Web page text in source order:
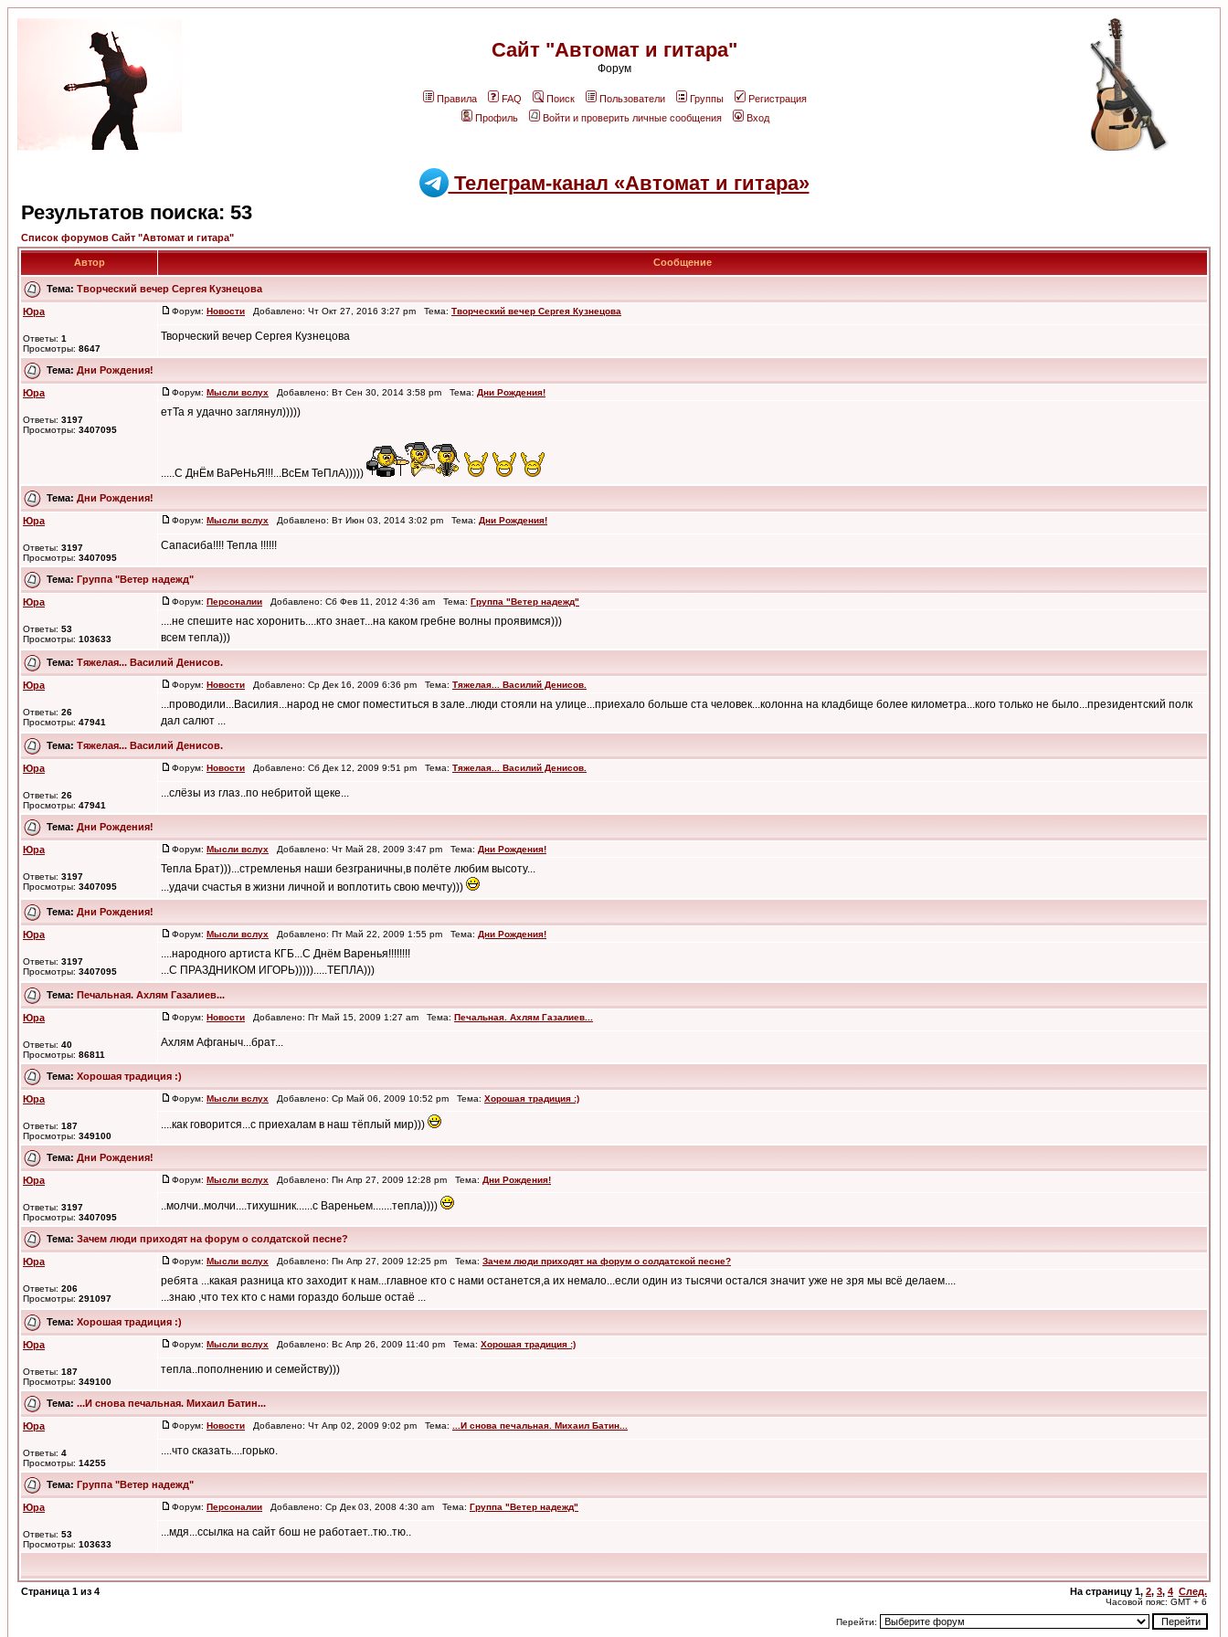
Сайт "Автомат и гитара"
Форум
Правила FAQ Поиск Пользователи Группы
Регистрация
Профиль
Войти и проверить личные сообщения Вход
Телеграм-канал «Автомат и гитара»
Результатов поиска: 53
Список форумов Сайт "Автомат и гитара"
Автор Сообщение
Тема: Творческий вечер Сергея Кузнецова
Юра
Ответы: 1
Просмотры: 8647
Форум: Новости Добавлено: Чт Окт 27, 2016 3:27 pm Тема: Творческий вечер Сергея Кузнецова
Творческий вечер Сергея Кузнецова
Тема: Дни Рождения!
Юра
Ответы: 3197
Просмотры: 3407095
Форум: Мысли вслух Добавлено: Вт Сен 30, 2014 3:58 pm Тема: Дни Рождения!
етТа я удачно заглянул)))))
.....С ДнЁм ВаРеНьЯ!!!...ВсЕм ТеПлА)))))
Тема: Дни Рождения!
Юра
Ответы: 3197
Просмотры: 3407095
Форум: Мысли вслух Добавлено: Вт Июн 03, 2014 3:02 pm Тема: Дни Рождения!
Сапасиба!!!! Тепла !!!!!!
Тема: Группа "Ветер надежд"
Юра
Ответы: 53
Просмотры: 103633
Форум: Персоналии Добавлено: Сб Фев 11, 2012 4:36 am Тема: Группа "Ветер надежд"
....не спешите нас хоронить....кто знает...на каком гребне волны проявимся)))
всем тепла)))
Тема: Тяжелая... Василий Денисов.
Юра
Ответы: 26
Просмотры: 47941
Форум: Новости Добавлено: Ср Дек 16, 2009 6:36 pm Тема: Тяжелая... Василий Денисов.
...проводили...Василия...народ не смог поместиться в зале..люди стояли на улице...приехало больше ста человек...колонна на кладбище более километра...кого только не было...президентский полк
дал салют ...
Тема: Тяжелая... Василий Денисов.
Юра
Ответы: 26
Просмотры: 47941
Форум: Новости Добавлено: Сб Дек 12, 2009 9:51 pm Тема: Тяжелая... Василий Денисов.
...слёзы из глаз..по небритой щеке...
Тема: Дни Рождения!
Юра
Ответы: 3197
Просмотры: 3407095
Форум: Мысли вслух Добавлено: Чт Май 28, 2009 3:47 pm Тема: Дни Рождения!
Тепла Брат)))...стремленья наши безграничны,в полёте любим высоту...
...удачи счастья в жизни личной и воплотить свою мечту)))
Тема: Дни Рождения!
Юра
Ответы: 3197
Просмотры: 3407095
Форум: Мысли вслух Добавлено: Пт Май 22, 2009 1:55 pm Тема: Дни Рождения!
....народного артиста КГБ...С Днём Варенья!!!!!!!!
...С ПРАЗДНИКОМ ИГОРЬ))))).....ТЕПЛА)))
Тема: Печальная. Ахлям Газалиев...
Юра
Ответы: 40
Просмотры: 86811
Форум: Новости Добавлено: Пт Май 15, 2009 1:27 am Тема: Печальная. Ахлям Газалиев...
Ахлям Афганыч...брат...
Тема: Хорошая традиция :)
Юра
Ответы: 187
Просмотры: 349100
Форум: Мысли вслух Добавлено: Ср Май 06, 2009 10:52 pm Тема: Хорошая традиция :)
....как говорится...с приехалам в наш тёплый мир)))
Тема: Дни Рождения!
Юра
Ответы: 3197
Просмотры: 3407095
Форум: Мысли вслух Добавлено: Пн Апр 27, 2009 12:28 pm Тема: Дни Рождения!
..молчи..молчи....тихушник......с Вареньем.......тепла))))
Тема: Зачем люди приходят на форум о солдатской песне?
Юра
Ответы: 206
Просмотры: 291097
Форум: Мысли вслух Добавлено: Пн Апр 27, 2009 12:25 pm Тема: Зачем люди приходят на форум о солдатской песне?
ребята ...какая разница кто заходит к нам...главное кто с нами останется,а их немало...если один из тысячи остался значит уже не зря мы всё делаем....
...знаю ,что тех кто с нами гораздо больше остаё ...
Тема: Хорошая традиция :)
Юра
Ответы: 187
Просмотры: 349100
Форум: Мысли вслух Добавлено: Вс Апр 26, 2009 11:40 pm Тема: Хорошая традиция :)
тепла..пополнению и семейству)))
Тема: ...И снова печальная. Михаил Батин...
Юра
Ответы: 4
Просмотры: 14255
Форум: Новости Добавлено: Чт Апр 02, 2009 9:02 pm Тема: ...И снова печальная. Михаил Батин...
....что сказать....горько.
Тема: Группа "Ветер надежд"
Юра
Ответы: 53
Просмотры: 103633
Форум: Персоналии Добавлено: Ср Дек 03, 2008 4:30 am Тема: Группа "Ветер надежд"
...мдя...ссылка на сайт бош не работает..тю..тю..
Страница 1 из 4 На страницу 1, 2, 3, 4 След.
Часовой пояс: GMT + 6
Перейти: